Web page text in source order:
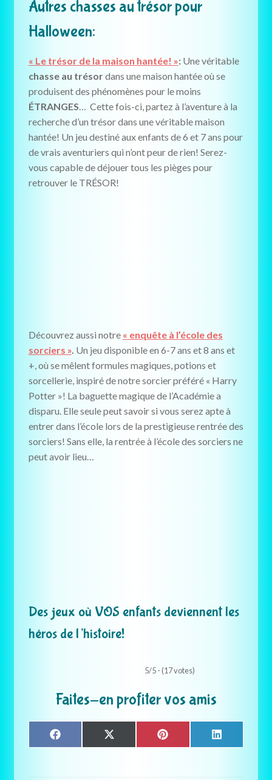
Autres chasses au trésor pour
Halloween:
« Le trésor de la maison hantée! »:Une véritable
chasse au trésordans une maison hantée où se
produisent des phénomènes pour le moins
ÉTRANGES … Cette fois-ci, partez à l’aventure à la
recherche d’un trésor dans une véritable maison
hantée! Un jeu destiné aux enfants de 6 et 7 ans pour
de vrais aventuriers qui n’ont peur de rien! Serez-
vous capable de déjouer tous les pièges pour
retrouver le TRÉSOR!
Découvrez aussi notre « enquête à l’école des
sorciers ». Un jeu disponible en 6-7 ans et 8 ans et
+, où se mêlent formules magiques, potions et
sorcellerie, inspiré de notre sorcier préféré « Harry
Potter »! La baguette magique de l’Académie a
disparu. Elle seule peut savoir si vous serez apte à
entrer dans l’école lors de la prestigieuse rentrée des
sorciers! Sans elle, la rentrée à l’école des sorciers ne
peut avoir lieu…
Des jeux où VOS enfants deviennent les
héros de l’histoire!
5/5 - (17 votes)
Faites-en profiter vos amis
Share
on
F
a
Share
on
X
(
Share
on
P
i
Share
on
L
i